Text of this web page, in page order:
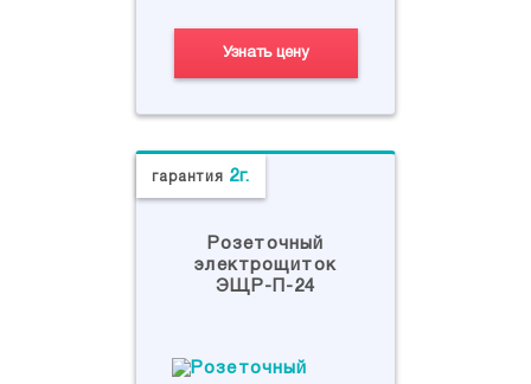
Узнать цену
гарантия 2г.
Розеточный
электрощиток
ЭЩР-П-24